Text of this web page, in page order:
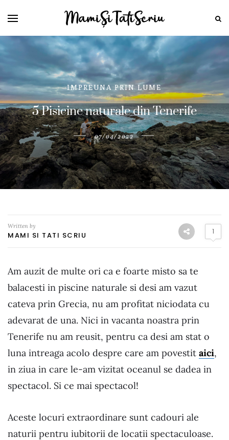
IMPREUNA PRIN LUME
5 Pisicine naturale din Tenerife
07/04/2022
Written by
MAMI SI TATI SCRIU 1
Am auzit de multe ori ca e foarte misto sa te
balacesti in piscine naturale si desi am vazut
cateva prin Grecia, nu am profitat niciodata cu
adevarat de una. Nici in vacanta noastra prin
Tenerife nu am reusit, pentru ca desi am stat o
luna intreaga acolo despre care am povestit aici,
in ziua in care le-am vizitat oceanul se dadea in
spectacol. Si ce mai spectacol!
Aceste locuri extraordinare sunt cadouri ale
naturii pentru iubitorii de locatii spectaculoase.